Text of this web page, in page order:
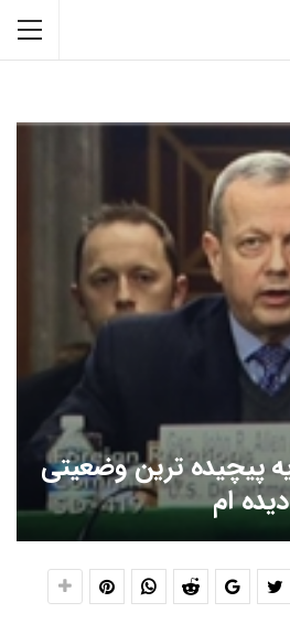
پیچیده ترین وضعیتی
ام